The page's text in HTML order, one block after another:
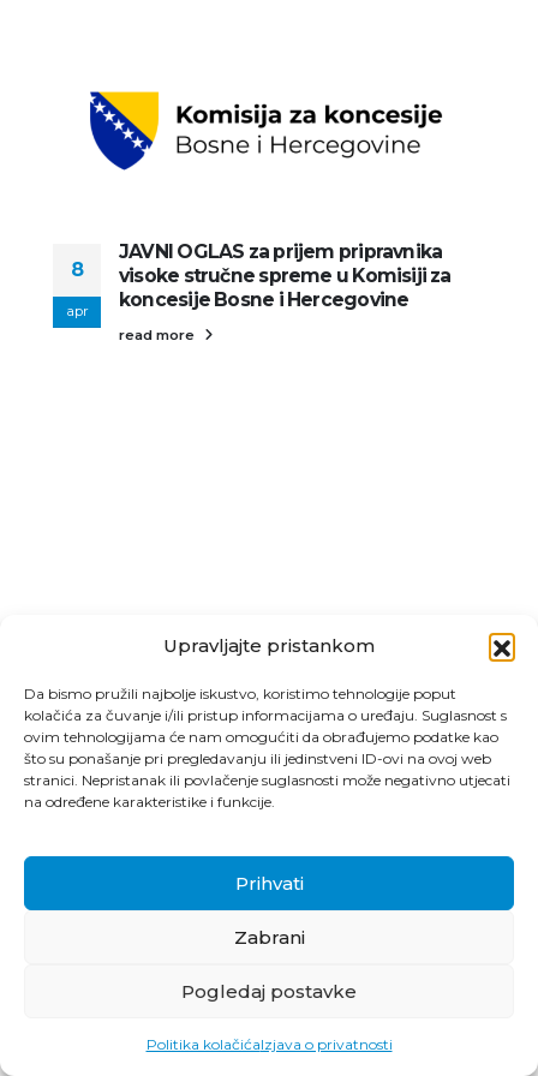
Upravljajte pristankom
Da bismo pružili najbolje iskustvo, koristimo tehnologije poput
kolačića za čuvanje i/ili pristup informacijama o uređaju. Suglasnost s
ovim tehnologijama će nam omogućiti da obrađujemo podatke kao
što su ponašanje pri pregledavanju ili jedinstveni ID-ovi na ovoj web
stranici. Nepristanak ili povlačenje suglasnosti može negativno utjecati
na određene karakteristike i funkcije.
Prihvati
Zabrani
Pogledaj postavke
Politika kolačićaIzjava o privatnosti
8
apr
JAVNI OGLAS za prijem pripravnika
visoke stručne spreme u Komisiji za
koncesije Bosne i Hercegovine
read more